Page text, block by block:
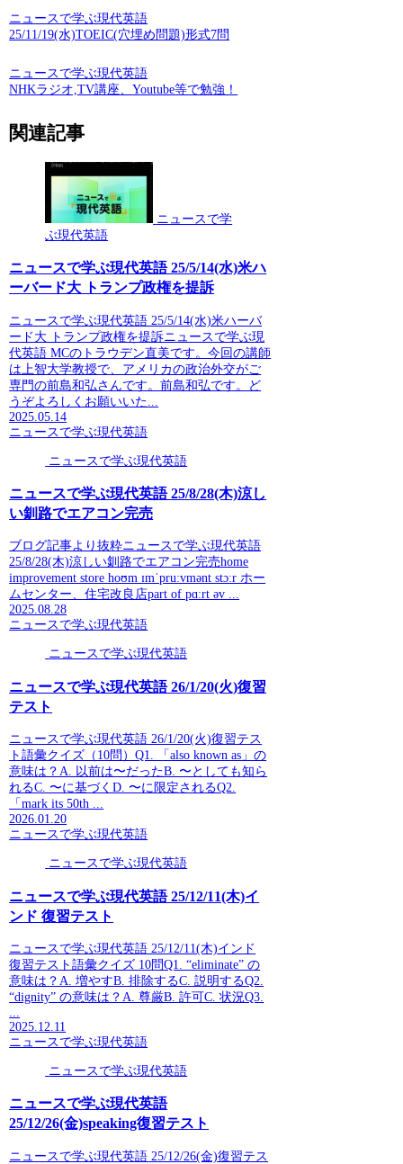
ニュースで学ぶ現代英語
25/11/19(水)TOEIC(穴埋め問題)形式7問
ニュースで学ぶ現代英語
NHKラジオ,TV講座、Youtube等で勉強！
関連記事
ニュースで学
ぶ現代英語
ニュースで学ぶ現代英語 25/5/14(水)米ハ
ーバード大 トランプ政権を提訴
ニュースで学ぶ現代英語 25/5/14(水)米ハーバ
ード大 トランプ政権を提訴ニュースで学ぶ現
代英語 MCのトラウデン直美です。今回の講師
は上智大学教授で、アメリカの政治外交がご
専門の前島和弘さんです。前島和弘です。ど
うぞよろしくお願いいた...
2025.05.14
ニュースで学ぶ現代英語
ニュースで学ぶ現代英語
ニュースで学ぶ現代英語 25/8/28(木)涼し
い釧路でエアコン完売
ブログ記事より抜粋ニュースで学ぶ現代英語
25/8/28(木)涼しい釧路でエアコン完売home
improvement store hoʊm ɪmˈpruːvmənt stɔːr ホー
ムセンター、住宅改良店part of pɑːrt əv ...
2025.08.28
ニュースで学ぶ現代英語
ニュースで学ぶ現代英語
ニュースで学ぶ現代英語 26/1/20(火)復習
テスト
ニュースで学ぶ現代英語 26/1/20(火)復習テス
ト語彙クイズ（10問）Q1. 「also known as」の
意味は？A. 以前は〜だったB. 〜としても知ら
れるC. 〜に基づくD. 〜に限定されるQ2.
「mark its 50th ...
2026.01.20
ニュースで学ぶ現代英語
ニュースで学ぶ現代英語
ニュースで学ぶ現代英語 25/12/11(木)イ
ンド 復習テスト
ニュースで学ぶ現代英語 25/12/11(木)インド
復習テスト語彙クイズ 10問Q1. “eliminate” の
意味は？A. 増やすB. 排除するC. 説明するQ2.
“dignity” の意味は？A. 尊厳B. 許可C. 状況Q3.
2025.12.11
ニュースで学ぶ現代英語
ニュースで学ぶ現代英語
ニュースで学ぶ現代英語
25/12/26(金)speaking復習テスト
ニュースで学ぶ現代英語 25/12/26(金)復習テス